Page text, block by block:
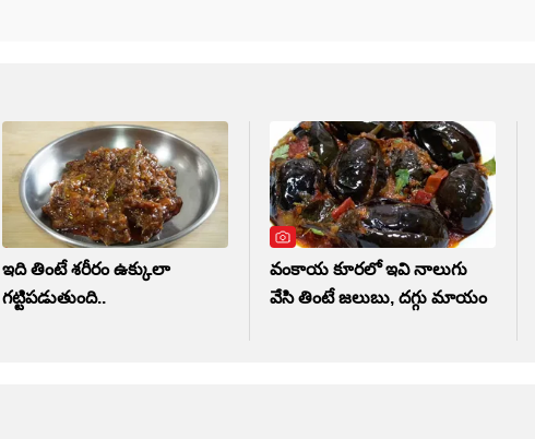
ఇది తింటే శరీరం ఉక్కులా
గట్టిపడుతుంది..
వంకాయ కూరలో ఇవి నాలుగు
వేసి తింటే జలుబు, దగ్గు మాయం